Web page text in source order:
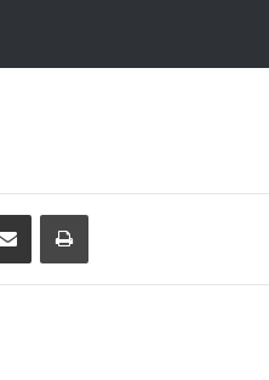
Share via Email Print